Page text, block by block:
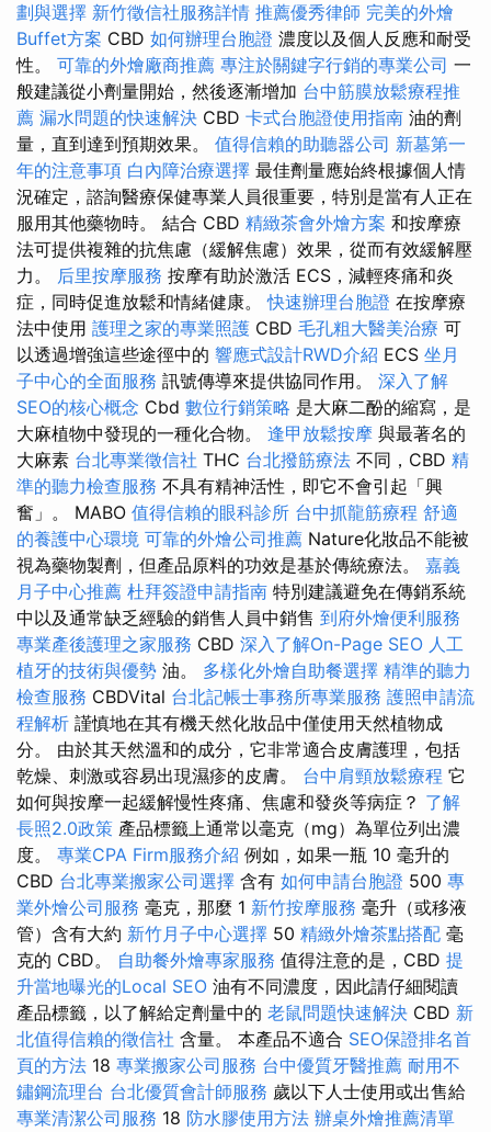
劃與選擇 新竹徵信社服務詳情 推薦優秀律師 完美的外燴
Buffet方案 CBD 如何辦理台胞證 濃度以及個人反應和耐受
性。 可靠的外燴廠商推薦 專注於關鍵字行銷的專業公司 一
般建議從小劑量開始，然後逐漸增加 台中筋膜放鬆療程推
薦 漏水問題的快速解決 CBD 卡式台胞證使用指南 油的劑
量，直到達到預期效果。 值得信賴的助聽器公司 新墓第一
年的注意事項 白內障治療選擇 最佳劑量應始終根據個人情
況確定，諮詢醫療保健專業人員很重要，特別是當有人正在
服用其他藥物時。 結合 CBD 精緻茶會外燴方案 和按摩療
法可提供複雜的抗焦慮（緩解焦慮）效果，從而有效緩解壓
力。 后里按摩服務 按摩有助於激活 ECS，減輕疼痛和炎
症，同時促進放鬆和情緒健康。快速辦理台胞證 在按摩療
法中使用 護理之家的專業照護 CBD 毛孔粗大醫美治療 可
以透過增強這些途徑中的 響應式設計RWD介紹 ECS 坐月
子中心的全面服務 訊號傳導來提供協同作用。 深入了解
SEO的核心概念 Cbd 數位行銷策略 是大麻二酚的縮寫，是
大麻植物中發現的一種化合物。 逢甲放鬆按摩 與最著名的
大麻素 台北專業徵信社 THC 台北撥筋療法 不同，CBD 精
準的聽力檢查服務 不具有精神活性，即它不會引起「興
奮」。 MABO 值得信賴的眼科診所 台中抓龍筋療程 舒適
的養護中心環境 可靠的外燴公司推薦 Nature化妝品不能被
視為藥物製劑，但產品原料的功效是基於傳統療法。 嘉義
月子中心推薦 杜拜簽證申請指南 特別建議避免在傳銷系統
中以及通常缺乏經驗的銷售人員中銷售 到府外燴便利服務
專業產後護理之家服務 CBD 深入了解On-Page SEO 人工
植牙的技術與優勢 油。 多樣化外燴自助餐選擇 精準的聽力
檢查服務 CBDVital 台北記帳士事務所專業服務 護照申請流
程解析 謹慎地在其有機天然化妝品中僅使用天然植物成
分。 由於其天然溫和的成分，它非常適合皮膚護理，包括
乾燥、刺激或容易出現濕疹的皮膚。 台中肩頸放鬆療程 它
如何與按摩一起緩解慢性疼痛、焦慮和發炎等病症？ 了解
長照2.0政策 產品標籤上通常以毫克（mg）為單位列出濃
度。 專業CPA Firm服務介紹 例如，如果一瓶 10 毫升的
CBD 台北專業搬家公司選擇 含有 如何申請台胞證 500 專
業外燴公司服務 毫克，那麼 1 新竹按摩服務 毫升（或移液
管）含有大約 新竹月子中心選擇 50 精緻外燴茶點搭配 毫
克的 CBD。 自助餐外燴專家服務 值得注意的是，CBD 提
升當地曝光的Local SEO 油有不同濃度，因此請仔細閱讀
產品標籤，以了解給定劑量中的 老鼠問題快速解決 CBD 新
北值得信賴的徵信社 含量。 本產品不適合 SEO保證排名首
頁的方法 18 專業搬家公司服務 台中優質牙醫推薦 耐用不
鏽鋼流理台 台北優質會計師服務 歲以下人士使用或出售給
專業清潔公司服務 18 防水膠使用方法 辦桌外燴推薦清單